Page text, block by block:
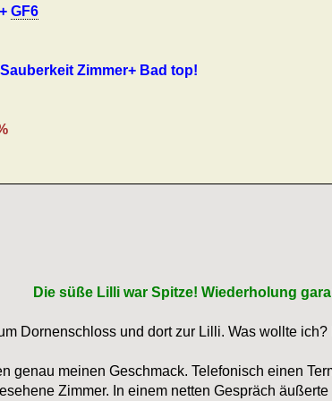
GF6
Zimmer+ Bad top!
Die süße Lilli war Spitze! Wiederholung
Dornenschloss und dort zur Lilli. Was wollte
genau meinen Geschmack. Telefonisch einen
Zimmer. In einem netten Gespräch